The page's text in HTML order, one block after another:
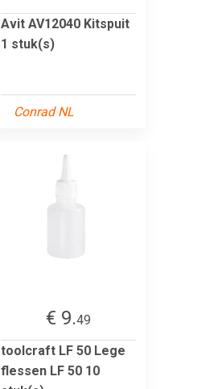
Avit AV12040 Kitspuit
1 stuk(s)
Conrad NL
€ 9.49
toolcraft LF 50 Lege
flessen LF 50 10